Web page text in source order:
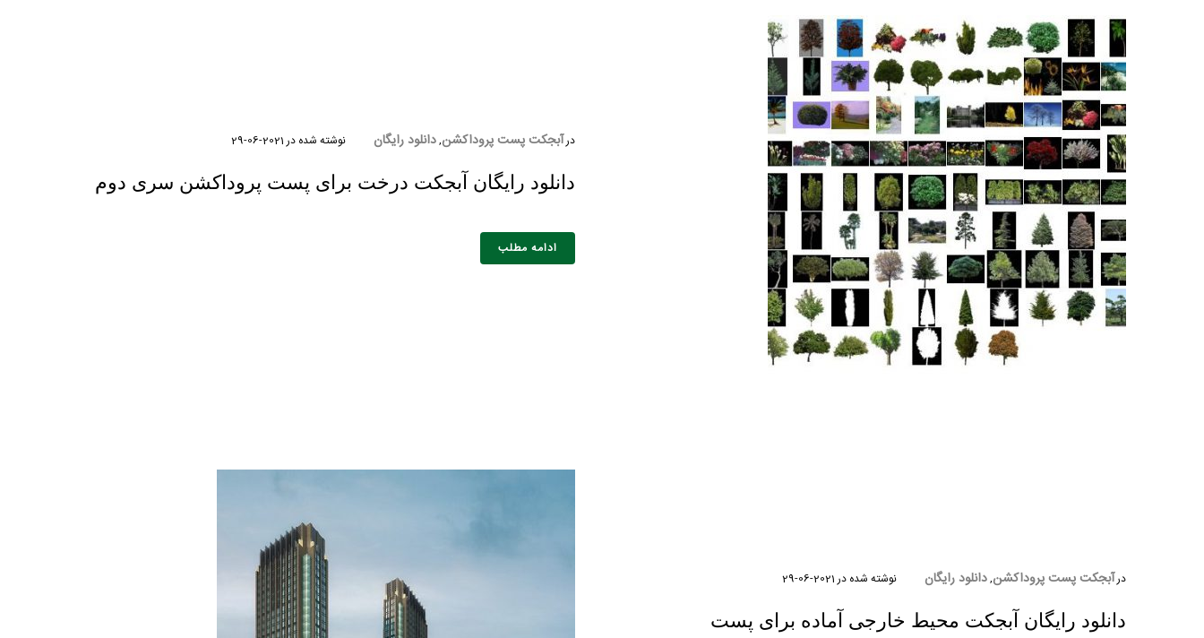
درآبجکت پست پروداکشن,دانلود رایگان نوشته شده در 2021-06-29
دانلود رایگان آبجکت درخت برای پست پروداکشن سری دوم
ادامه مطلب
درآبجکت پست پروداکشن,دانلود رایگان نوشته شده در2021-06-29
دانلود رایگان آبجکت محیط خارجی آماده برای پست
نام و نام خانوادگی :